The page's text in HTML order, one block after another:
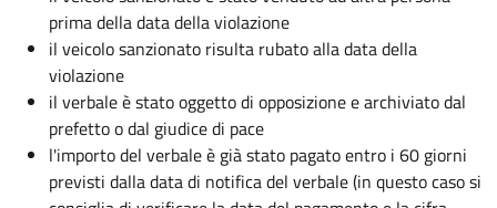
prima della data della violazione
il veicolo sanzionato risulta rubato alla data della
violazione
il verbale è stato oggetto di opposizione e archiviato dal
prefetto o dal giudice di pace
l'importo del verbale è già stato pagato entro i 60 giorni
previsti dalla data di notifica del verbale (in questo caso si